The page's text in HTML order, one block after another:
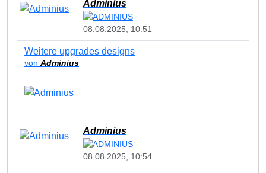
Adminius
08.08.2025, 10:51
Weitere upgrades designs
von Adminius
Adminius
08.08.2025, 10:54